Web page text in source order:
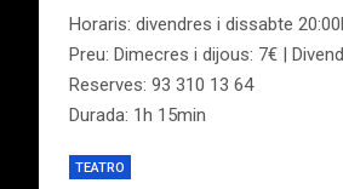
Horaris: divendres i dissabte
Preu: Dimecres i dijous: 7€ |
Reserves: 93 310 13 64
Durada: 1h 15min
TEATRO